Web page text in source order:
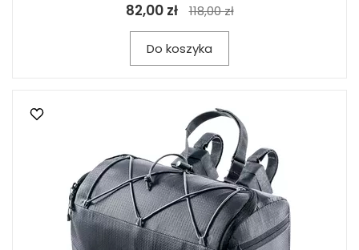
82,00 zł 118,00 zł
Do koszyka